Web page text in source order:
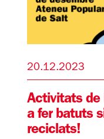
20.12.2023
Activitats de
a fer batuts
reciclats!